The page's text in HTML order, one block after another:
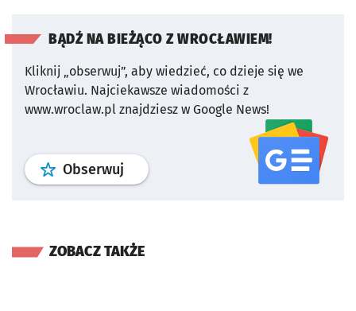
BĄDŹ NA BIEŻĄCO Z WROCŁAWIEM!
Kliknij „obserwuj”, aby wiedzieć, co dzieje się we
Wrocławiu. Najciekawsze wiadomości z
www.wroclaw.pl znajdziesz w Google News!
Obserwuj profil serwisu
ZOBACZ TAKŻE